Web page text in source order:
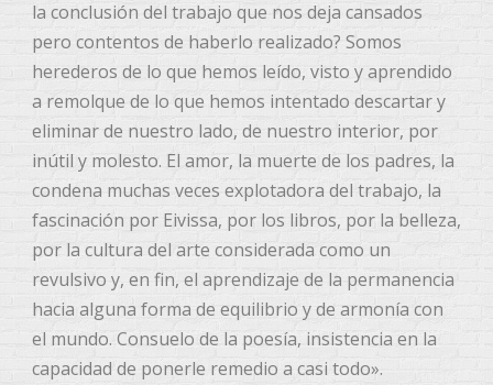
la conclusión del trabajo que nos deja cansados
pero contentos de haberlo realizado? Somos
herederos de lo que hemos leído, visto y aprendido
a remolque de lo que hemos intentado descartar y
eliminar de nuestro lado, de nuestro interior, por
inútil y molesto. El amor, la muerte de los padres, la
condena muchas veces explotadora del trabajo, la
fascinación por Eivissa, por los libros, por la belleza,
por la cultura del arte considerada como un
revulsivo y, en fin, el aprendizaje de la permanencia
hacia alguna forma de equilibrio y de armonía con
el mundo. Consuelo de la poesía, insistencia en la
capacidad de ponerle remedio a casi todo».